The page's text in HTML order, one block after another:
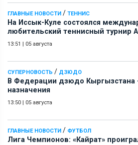
ГЛАВНЫЕ НОВОСТИ / ТЕННИС
На Иссык-Куле состоялся
любительский теннисный турнир
13:51 | 05 августа
СУПЕРНОВОСТЬ / ДЗЮДО
В Федерации дзюдо
назначения
13:50 | 05 августа
ГЛАВНЫЕ НОВОСТИ / ФУТБОЛ
Лига Чемпионов: «Кайрат»